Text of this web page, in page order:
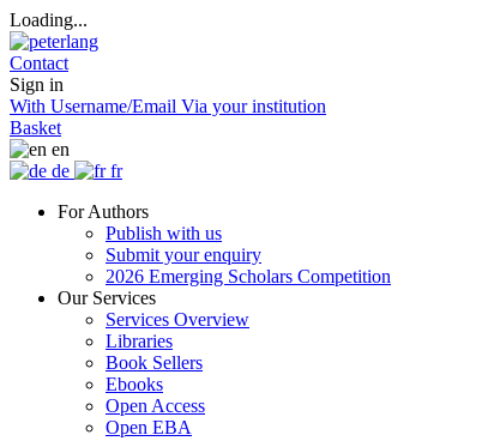
Loading...
Contact
Sign in
With Username/Email Via your institution
Basket
en
de
fr
For Authors
Publish with us
Submit your enquiry
2026 Emerging Scholars Competition
Our Services
Services Overview
Libraries
Book Sellers
Ebooks
Open Access
Open EBA